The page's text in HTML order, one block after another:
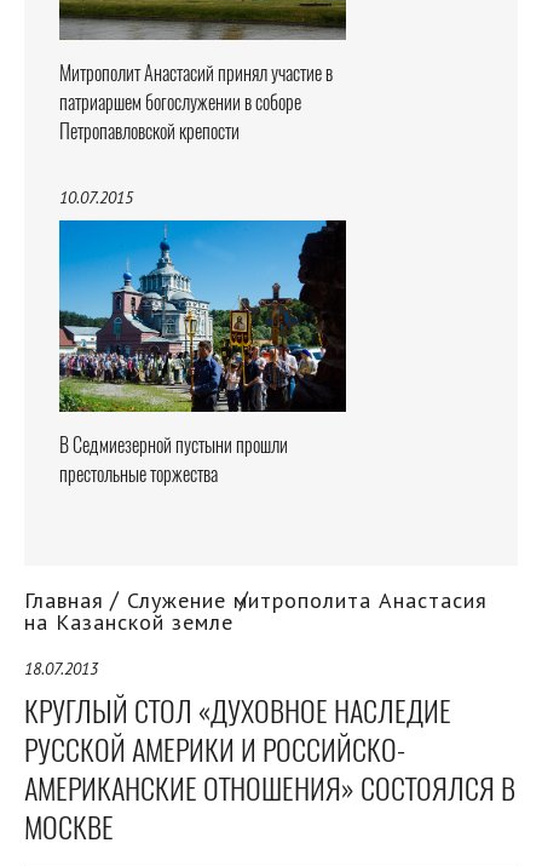
Митрополит Анастасий принял участие в
патриаршем богослужении в соборе
Петропавловской крепости
10.07.2015
В Седмиезерной пустыни прошли
престольные торжества
Главная Служение митрополита Анастасия
на Казанской земле
18.07.2013
КРУГЛЫЙ СТОЛ «ДУХОВНОЕ НАСЛЕДИЕ
РУССКОЙ АМЕРИКИ И РОССИЙСКО-
АМЕРИКАНСКИЕ ОТНОШЕНИЯ» СОСТОЯЛСЯ В
МОСКВЕ